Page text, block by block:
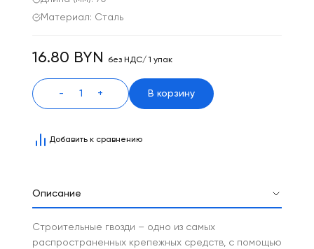
Материал: Сталь
16.80 BYN без НДС/ 1 упак
- + В корзину
Добавить к сравнению
Описание
Строительные гвозди – одно из самых
распространенных крепежных средств, с помощью